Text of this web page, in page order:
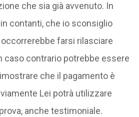
che sia già avvenuto. In
contanti, che io sconsiglio
farsi rilasciare
caso contrario potrebbe essere
che il pagamento è
Lei potrà utilizzare
anche testimoniale.